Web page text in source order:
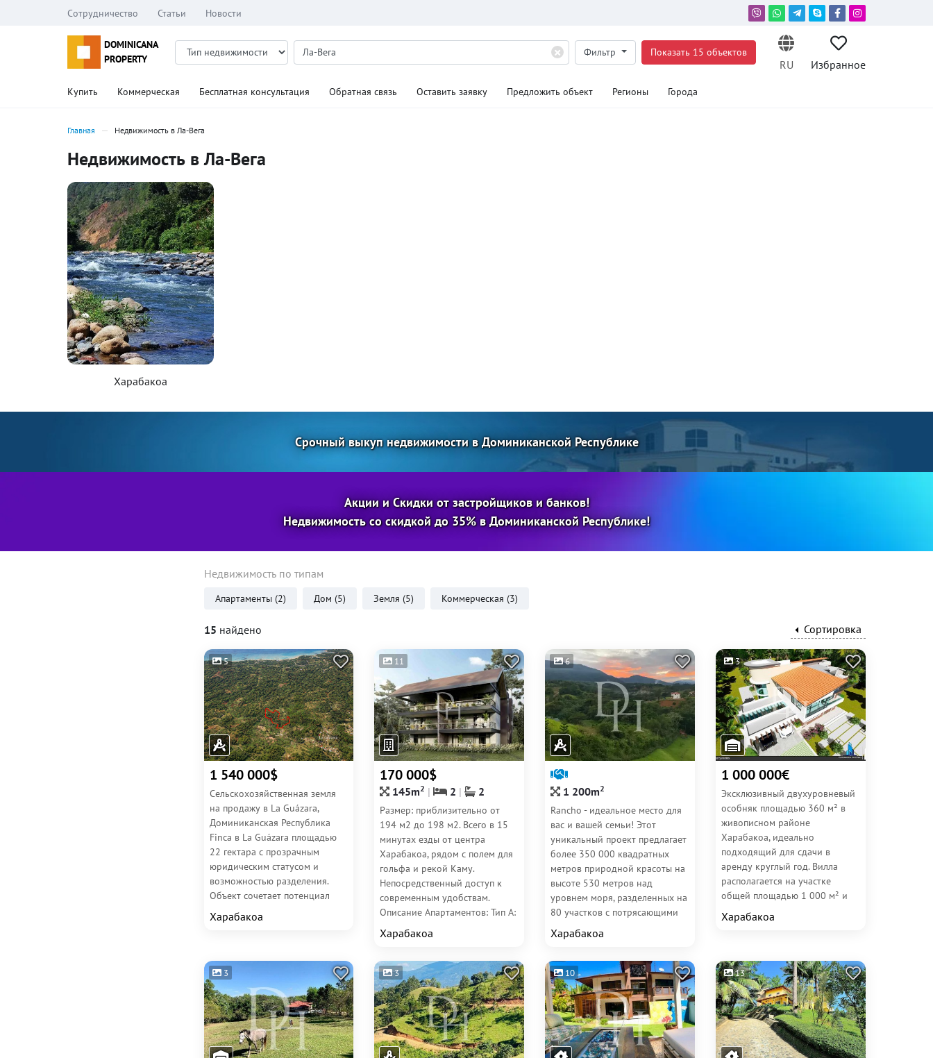
Сотрудничество Статьи Новости
DOMINICANA
PROPERTY
Фильтр Показать 15 объектов
RU Избранное
Купить Коммерческая Бесплатная консультация Обратная связь Оставить заявку Предложить объект Регионы Города
Главная Недвижимость в Ла-Вега
Недвижимость в Ла-Вега
Харабакоа
Срочный выкуп недвижимости в Доминиканской Республике
Акции и Скидки от застройщиков и банков!
Недвижимость со скидкой до 35% в Доминиканской Республике!
Недвижимость по типам
Апартаменты (2) Дом (5) Земля (5) Коммерческая (3)
15 найдено Сортировка
5
1 540 000$
Сельскохозяйственная земля
на продажу в La Guázara,
Доминиканская Республика
Finca в La Guázara площадью
22 гектара с прозрачным
юридическим статусом и
возможностью разделения.
Объект сочетает потенциал
сельхозпроизводства и...
Харабакоа
11
170 000$
145m2 2 2
Размер: приблизительно от
194 м2 до 198 м2. Всего в 15
минутах езды от центра
Харабакоа, рядом с полем для
гольфа и рекой Каму.
Непосредственный доступ к
современным удобствам.
Описание Апартаментов: Тип A:
Размер: приблизительно от
194 м2 до...
Харабакоа
6
1 200m2
Rancho - идеальное место для
вас и вашей семьи! Этот
уникальный проект предлагает
более 350 000 квадратных
метров природной красоты на
высоте 530 метров над
уровнем моря, разделенных на
80 участков с потрясающими
видами и всеми удобствами
для...
Харабакоа
3
1 000 000€
Эксклюзивный двухуровневый
особняк площадью 360 м² в
живописном районе
Харабакоа, идеально
подходящий для сдачи в
аренду круглый год. Вилла
располагается на участке
общей площадью 1 000 м² и
построена в 2017 году.
Современный дизайн,...
Харабакоа
3 3 10 13